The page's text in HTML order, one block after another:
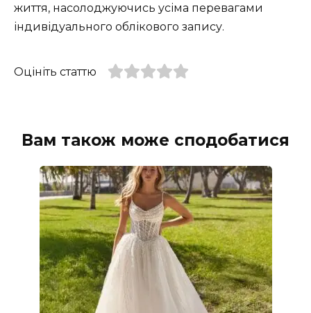
життя, насолоджуючись усіма перевагами
індивідуального облікового запису.
Оцініть статтю
Вам також може сподобатися